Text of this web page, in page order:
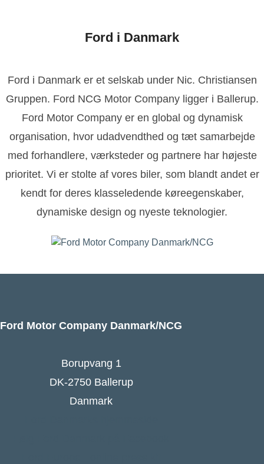
Ford i Danmark
Ford i Danmark er et selskab under Nic. Christiansen
Gruppen. Ford NCG Motor Company ligger i Ballerup.
Ford Motor Company er en global og dynamisk
organisation, hvor udadvendthed og tæt samarbejde
med forhandlere, værksteder og partnere har højeste
prioritet. Vi er stolte af vores biler, som blandt andet er
kendt for deres klasseledende køreegenskaber,
dynamiske design og nyeste teknologier.
Ford Motor Company Danmark/NCG
Borupvang 1
DK-2750 Ballerup
Danmark